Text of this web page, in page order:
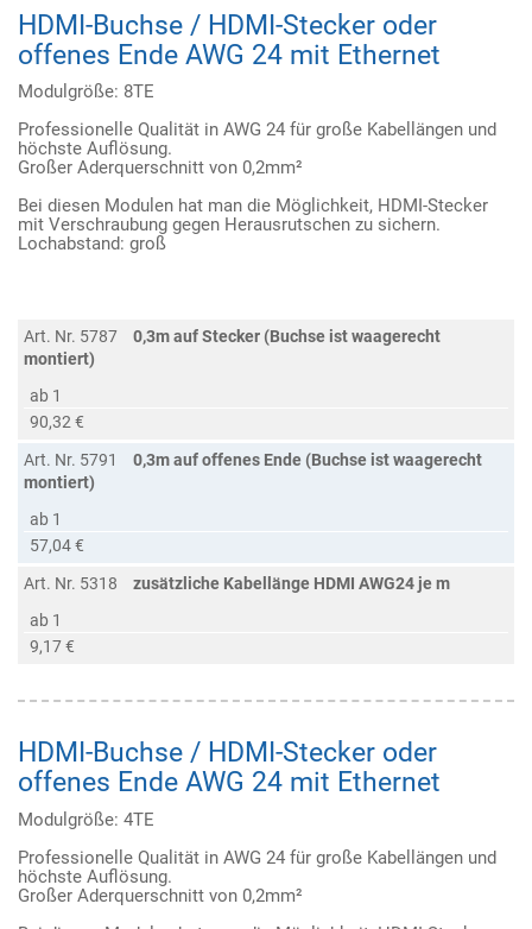
HDMI-Buchse / HDMI-Stecker oder
offenes Ende AWG 24 mit Ethernet
Modulgröße: 8TE
Professionelle Qualität in AWG 24 für große Kabellängen und
höchste Auflösung.
Großer Aderquerschnitt von 0,2mm²
Bei diesen Modulen hat man die Möglichkeit, HDMI-Stecker
mit Verschraubung gegen Herausrutschen zu sichern.
Lochabstand: groß
Art. Nr. 5787
0,3m auf Stecker (Buchse ist waagerecht
montiert)
ab 1
90,32 €
Art. Nr. 5791
0,3m auf offenes Ende (Buchse ist waagerecht
montiert)
ab 1
57,04 €
Art. Nr. 5318
zusätzliche Kabellänge HDMI AWG24 je m
ab 1
9,17 €
HDMI-Buchse / HDMI-Stecker oder
offenes Ende AWG 24 mit Ethernet
Modulgröße: 4TE
Professionelle Qualität in AWG 24 für große Kabellängen und
höchste Auflösung.
Großer Aderquerschnitt von 0,2mm²